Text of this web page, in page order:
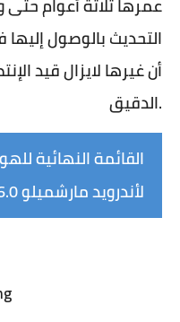
التحديث بالوصول
أن غيرها لايزال قيد
الدقيق.
القائمة النهائية
لأندرويد مارشميلو 6.0